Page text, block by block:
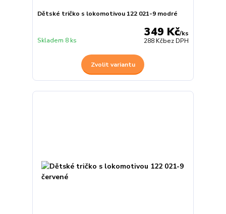
Dětské tričko s lokomotivou 122 021-9 modré
349 Kč/ks
288 Kčbez DPH
Skladem 8 ks
Zvolit variantu